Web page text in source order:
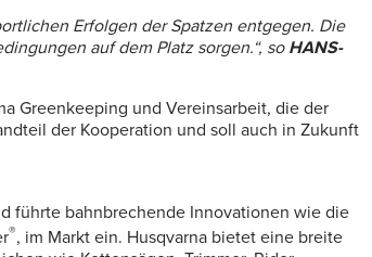
Erfolgen der Spatzen entgegen. Die
auf dem Platz sorgen.“, so HANS-
Greenkeeping und Vereinsarbeit, die der
der Kooperation und soll auch in Zukunft
führte bahnbrechende Innovationen wie die
®, im Markt ein. Husqvarna bietet eine breite